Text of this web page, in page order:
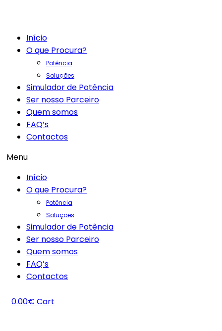
Início
O que Procura?
Potência
Soluções
Simulador de Potência
Ser nosso Parceiro
Quem somos
FAQ’s
Contactos
Menu
Início
O que Procura?
Potência
Soluções
Simulador de Potência
Ser nosso Parceiro
Quem somos
FAQ’s
Contactos
0.00€ Cart